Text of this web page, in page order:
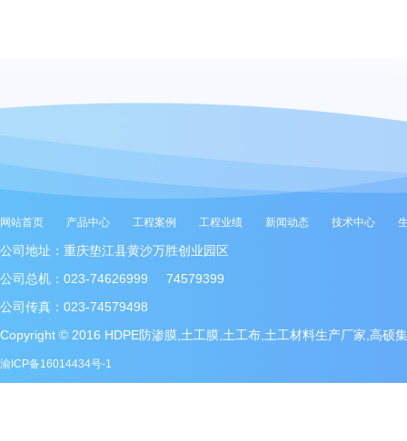
网站首页 产品中心 工程案例 工程业绩 新闻动态 技术中心
公司地址：重庆垫江县黄沙万胜创业园区
公司总机：023-74626999 74579399
公司传真：023-74579498
Copyright © 2016 HDPE防渗膜,土工膜,土工布,土工材料生产厂家,高硕
渝ICP备16014434号-1